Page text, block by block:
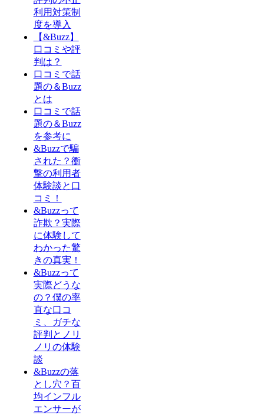
利用対策制
度を導入
【&Buzz】
口コミや評
判は？
口コミで話
題の＆Buzz
とは
口コミで話
題の＆Buzz
を参考に
&Buzzで騙
された？衝
撃の利用者
体験談と口
コミ！
&Buzzって
詐欺？実際
に体験して
わかった驚
きの真実！
&Buzzって
実際どうな
の？僕の率
直な口コ
ミ、ガチな
評判とノリ
ノリの体験
談
&Buzzの落
とし穴？百
均インフル
エンサーが